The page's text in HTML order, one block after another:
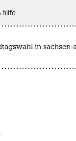
hilfe
in sachsen-